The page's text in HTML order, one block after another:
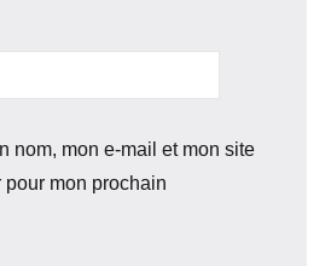
nom, mon e-mail et mon site
mon prochain